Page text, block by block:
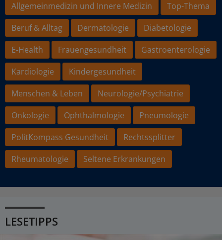
Allgemeinmedizin und Innere Medizin
Top-Thema
Beruf & Alltag
Dermatologie
Diabetologie
E-Health
Frauengesundheit
Gastroenterologie
Kardiologie
Kindergesundheit
Menschen & Leben
Neurologie/Psychiatrie
Onkologie
Ophthalmologie
Pneumologie
PolitKompass Gesundheit
Rechtssplitter
Rheumatologie
Seltene Erkrankungen
LESETIPPS